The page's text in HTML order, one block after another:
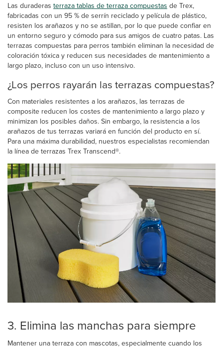
Las duraderas terraza tablas de terraza compuestas de Trex,
fabricadas con un 95 % de serrín reciclado y película de plástico,
resisten los arañazos y no se astillan, por lo que puede confiar en
un entorno seguro y cómodo para sus amigos de cuatro patas. Las
terrazas compuestas para perros también eliminan la necesidad de
coloración tóxica y reducen sus necesidades de mantenimiento a
largo plazo, incluso con un uso intensivo.
¿Los perros rayarán las terrazas compuestas?
Con materiales resistentes a los arañazos, las terrazas de
composite reducen los costes de mantenimiento a largo plazo y
minimizan los posibles daños. Sin embargo, la resistencia a los
arañazos de tus terrazas variará en función del producto en sí.
Para una máxima durabilidad, nuestros especialistas recomiendan
la línea de terrazas Trex Transcend®.
3. Elimina las manchas para siempre
Mantener una terraza con mascotas, especialmente cuando los